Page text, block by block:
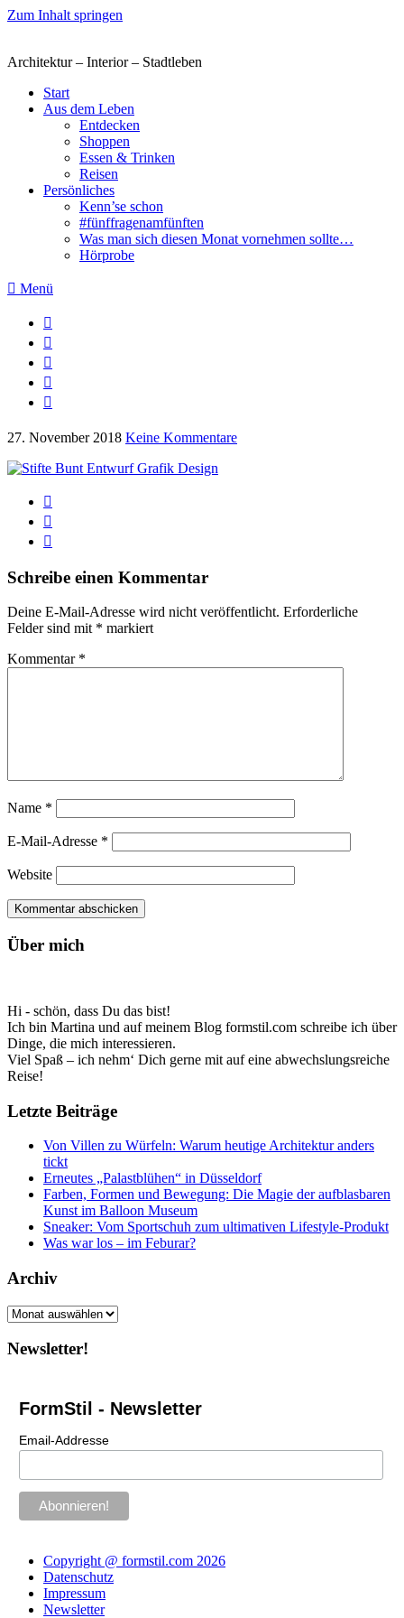
Zum Inhalt springen
Architektur – Interior – Stadtleben
Start
Aus dem Leben
Entdecken
Shoppen
Essen & Trinken
Reisen
Persönliches
Kenn’se schon
#fünffragenamfünften
Was man sich diesen Monat vornehmen sollte…
Hörprobe
Menü
27. November 2018 Keine Kommentare
Schreibe einen Kommentar
Deine E-Mail-Adresse wird nicht veröffentlicht. Erforderliche
Felder sind mit * markiert
Kommentar *
Name *
E-Mail-Adresse *
Website
Über mich
Hi - schön, dass Du das bist!
Ich bin Martina und auf meinem Blog formstil.com schreibe ich über
Dinge, die mich interessieren.
Viel Spaß – ich nehm‘ Dich gerne mit auf eine abwechslungsreiche
Reise!
Letzte Beiträge
Von Villen zu Würfeln: Warum heutige Architektur anders
tickt
Erneutes „Palastblühen“ in Düsseldorf
Farben, Formen und Bewegung: Die Magie der aufblasbaren
Kunst im Balloon Museum
Sneaker: Vom Sportschuh zum ultimativen Lifestyle-Produkt
Was war los – im Feburar?
Archiv
Archiv
Newsletter!
FormStil - Newsletter
Email-Addresse
Copyright @ formstil.com 2026
Datenschutz
Impressum
Newsletter